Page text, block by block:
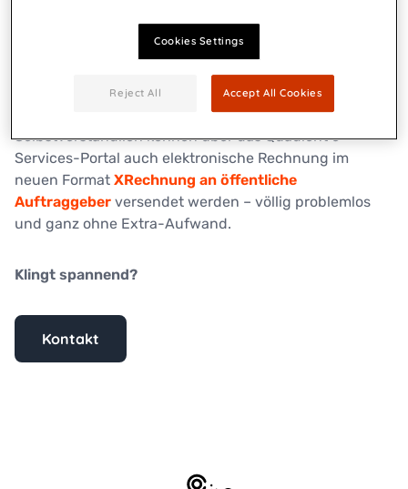
Die bewährte Portallösung von Quadient dient
digitalen Austausch von B2B/B2G-
und anderen Transaktionsdokumenten:
von Angebot bis Mahnung.
Selbstverständlich können über das Quadient e-
Services-Portal auch elektronische Rechnung im
neuen Format XRechnung an öffentliche
Auftraggeber versendet werden – völlig problemlos
und ganz ohne Extra-Aufwand.
Klingt spannend?
Kontakt
Cookies Settings
Reject All Accept All Cookies